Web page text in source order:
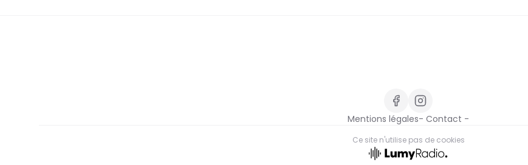
Mentions légales- Contact -
Ce site n'utilise pas de cookies